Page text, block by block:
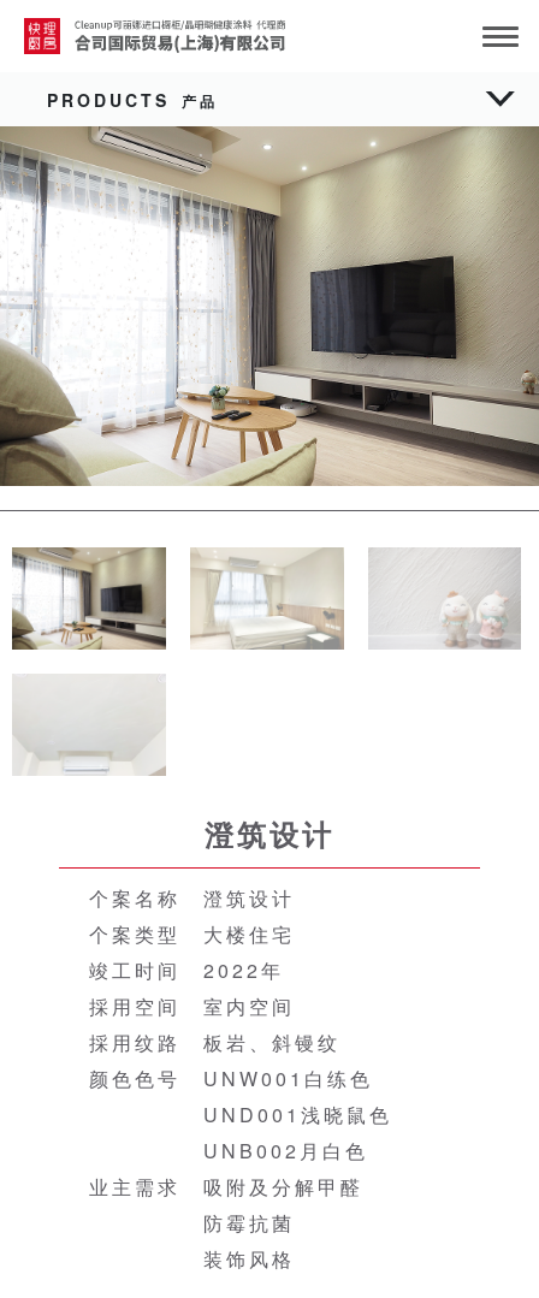
PRODUCTS 产品
澄筑设计
个案名称 澄筑设计
个案类型 大楼住宅
竣工时间 2022年
採用空间 室内空间
採用纹路 板岩、斜镘纹
颜色色号 UNW001白练色
UND001浅晓鼠色
UNB002月白色
业主需求 吸附及分解甲醛
防霉抗菌
装饰风格